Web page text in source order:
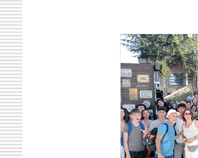
PES DAC